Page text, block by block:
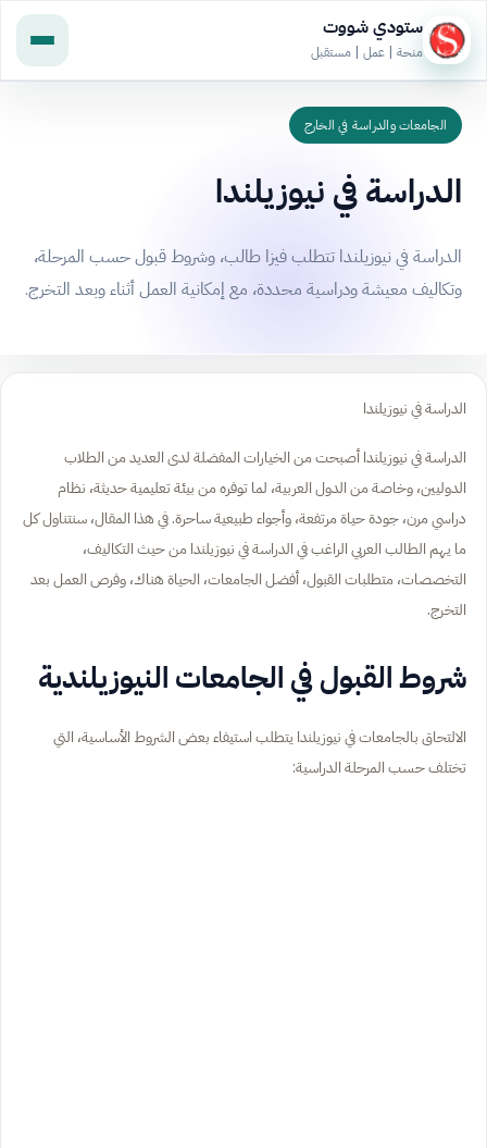
ستودي شووت
منحة | عمل | مستقبل
الجامعات والدراسة في الخارج
الدراسة في نيوزيلندا
الدراسة في نيوزيلندا تتطلب فيزا طالب، وشروط قبول حسب المرحلة،
وتكاليف معيشة ودراسية محددة، مع إمكانية العمل أثناء وبعد التخرج.
الدراسة في نيوزيلندا
الدراسة في نيوزيلندا أصبحت من الخيارات المفضلة لدى العديد من الطلاب
الدوليين، وخاصة من الدول العربية، لما توفره من بيئة تعليمية حديثة، نظام
دراسي مرن، جودة حياة مرتفعة، وأجواء طبيعية ساحرة. في هذا المقال، سنتناول كل
ما يهم الطالب العربي الراغب في الدراسة في نيوزيلندا من حيث التكاليف،
التخصصات، متطلبات القبول، أفضل الجامعات، الحياة هناك، وفرص العمل بعد
التخرج.
شروط القبول في الجامعات النيوزيلندية
الالتحاق بالجامعات في نيوزيلندا يتطلب استيفاء بعض الشروط الأساسية، التي
تختلف حسب المرحلة الدراسية: